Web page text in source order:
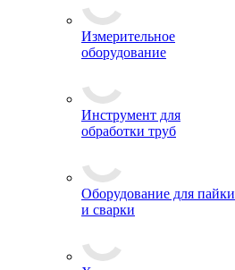
Измерительное
оборудование
Инструмент для
обработки труб
Оборудование для пайки
и сварки